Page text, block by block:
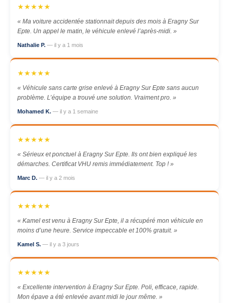
★★★★★
« Ma voiture accidentée stationnait depuis des mois à Eragny Sur
Epte. Un appel le matin, le véhicule enlevé l’après-midi. »
Nathalie P. — il y a 1 mois
★★★★★
« Véhicule sans carte grise enlevé à Eragny Sur Epte sans aucun
problème. L’équipe a trouvé une solution. Vraiment pro. »
Mohamed K. — il y a 1 semaine
★★★★★
« Sérieux et ponctuel à Eragny Sur Epte. Ils ont bien expliqué les
démarches. Certificat VHU remis immédiatement. Top ! »
Marc D. — il y a 2 mois
★★★★★
« Kamel est venu à Eragny Sur Epte, il a récupéré mon véhicule en
moins d’une heure. Service impeccable et 100% gratuit. »
Kamel S. — il y a 3 jours
★★★★★
« Excellente intervention à Eragny Sur Epte. Poli, efficace, rapide.
Mon épave a été enlevée avant midi le jour même. »